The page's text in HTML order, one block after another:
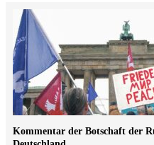
Kommentar der Botschaft der